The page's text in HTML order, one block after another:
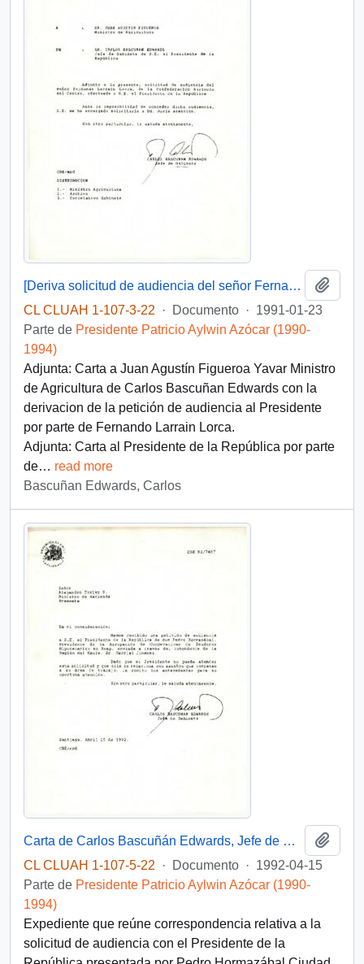
[Deriva solicitud de audiencia del señor Fernando Larraín L. de la Confederación Agrícola del Centro, efectuada a S.E. el Presidente de la República]
CL CLUAH 1-107-3-22
· Documento · 1991-01-23
Parte de Presidente Patricio Aylwin Azócar (1990-
1994)
Adjunta: Carta a Juan Agustín Figueroa Yavar Ministro
de Agricultura de Carlos Bascuñan Edwards con la
derivacion de la petición de audiencia al Presidente
por parte de Fernando Larrain Lorca.
Adjunta: Carta al Presidente de la República por parte
de… read more
Bascuñan Edwards, Carlos
Carta de Carlos Bascuñán Edwards, Jefe de Gabinete Presidencial, a Alejandro Foxley Ríoseco, Ministro de Hacienda, sobre solicitud de audiencia de la Agrupación de Cooperativas de Deudores Hipotecarios ex ANAP
CL CLUAH 1-107-5-22
· Documento · 1992-04-15
Parte de Presidente Patricio Aylwin Azócar (1990-
1994)
Expediente que reúne correspondencia relativa a la
solicitud de audiencia con el Presidente de la